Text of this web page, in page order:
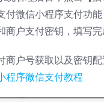
付微信小程序支付功
商户支付密钥，填写完
商户号获取以及密钥
程序微信支付教程